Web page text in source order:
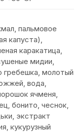
пальмовое
капуста),
каракатица,
мидии,
гребешка, молотый
вода,
ячменя,
бонито, чеснок,
экстракт
кукурузный